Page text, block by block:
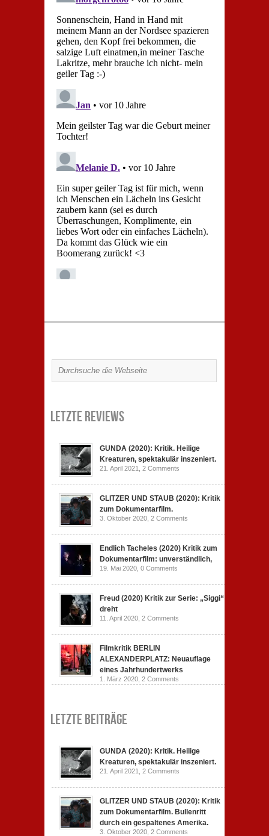
Letzte Reviews
GUNDA (2020): Kritik. Heilige
Kreaturen, spektakulär inszeniert.
21. April 2021, 2 Comments
GLITZER UND STAUB (2020): Kritik
zum Dokumentarfilm.
3. Oktober 2020, 2 Comments
Endlich Tacheles (2020) Kritik zum
Dokumentarfilm: unverständlich,
19. Mai 2020, 0 Comments
Freud (2020) Kritik zur Serie: „Siggi“
dreht
11. April 2020, 2 Comments
Filmkritik BERLIN
ALEXANDERPLATZ: Neuauflage
eines Jahrhundertwerks
1. März 2020, 2 Comments
Letzte Beiträge
GUNDA (2020): Kritik. Heilige
Kreaturen, spektakulär inszeniert.
21. April 2021, 2 Comments
GLITZER UND STAUB (2020): Kritik
zum Dokumentarfilm. Bullenritt
durch ein gespaltenes Amerika.
3. Oktober 2020, 2 Comments